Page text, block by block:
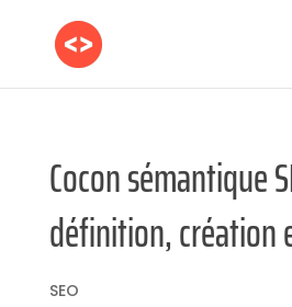
Cocon sémantique
définition, création
SEO